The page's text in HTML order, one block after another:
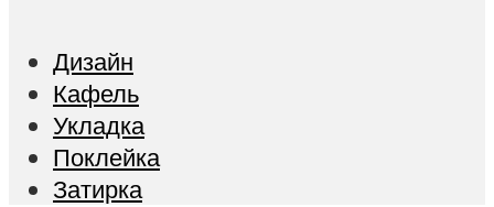
Дизайн
Кафель
Укладка
Поклейка
Затирка